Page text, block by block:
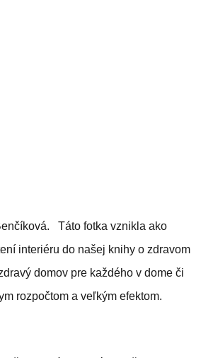
Táto fotka vznikla ako
interiéru do našej knihy o zdravom
domov pre každého v dome či
rozpočtom a veľkým efektom.